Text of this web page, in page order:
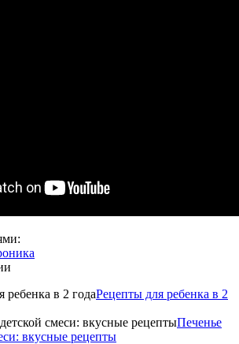
Рецепты для ребенка в 2
Печенье
вкусные рецепты